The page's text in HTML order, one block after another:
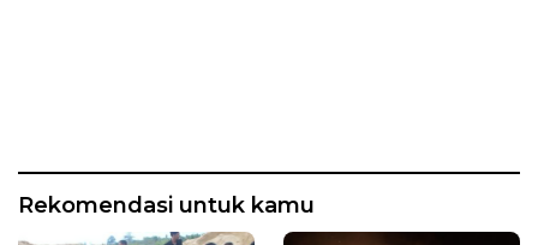
Rekomendasi untuk kamu